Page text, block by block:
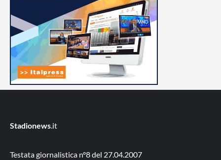
Stadionews.it
Testata giornalistica n°8 del 27.04.2007